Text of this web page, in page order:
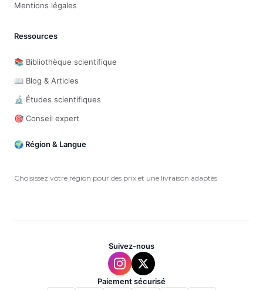
Mentions légales
Ressources
📚 Bibliothèque scientifique
📖 Blog & Articles
🔬 Études scientifiques
🎯 Conseil expert
🌍 Région & Langue
Choisissez votre région pour des prix et une livraison adaptés
Suivez-nous
Paiement sécurisé